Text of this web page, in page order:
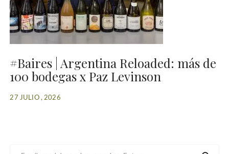
#Baires | Argentina Reloaded: más de
100 bodegas x Paz Levinson
27 JULIO , 2026